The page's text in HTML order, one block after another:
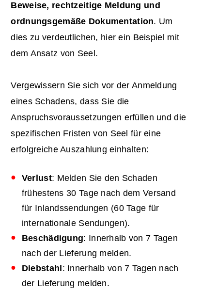
Beweise, rechtzeitige Meldung und
ordnungsgemäße Dokumentation. Um
dies zu verdeutlichen, hier ein Beispiel mit
dem Ansatz von Seel.
Vergewissern Sie sich vor der Anmeldung
eines Schadens, dass Sie die
Anspruchsvoraussetzungen erfüllen und die
spezifischen Fristen von Seel für eine
erfolgreiche Auszahlung einhalten:
Verlust: Melden Sie den Schaden
frühestens 30 Tage nach dem Versand
für Inlandssendungen (60 Tage für
internationale Sendungen).
Beschädigung: Innerhalb von 7 Tagen
nach der Lieferung melden.
Diebstahl : Innerhalb von 7 Tagen nach
der Lieferung melden.